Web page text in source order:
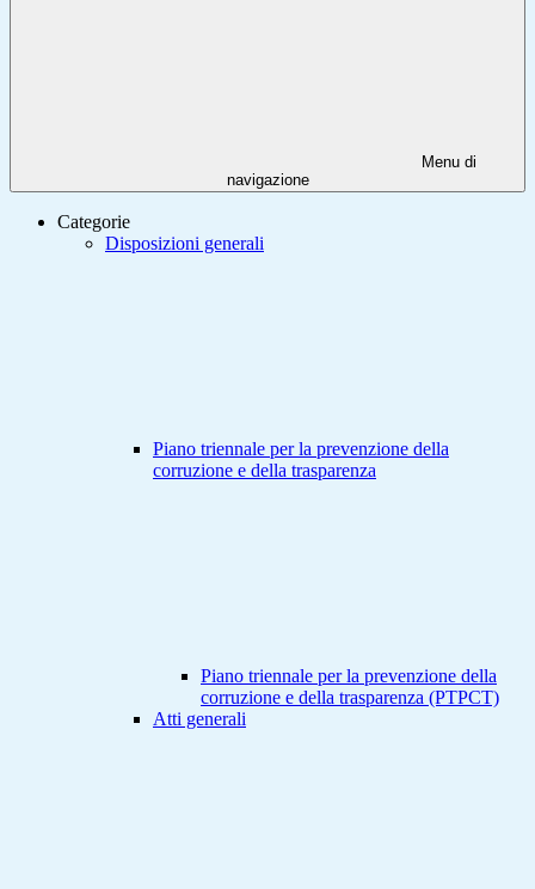
Menu di
navigazione
Categorie
Disposizioni generali
Piano triennale per la prevenzione della
corruzione e della trasparenza
Piano triennale per la prevenzione della
corruzione e della trasparenza (PTPCT)
Atti generali